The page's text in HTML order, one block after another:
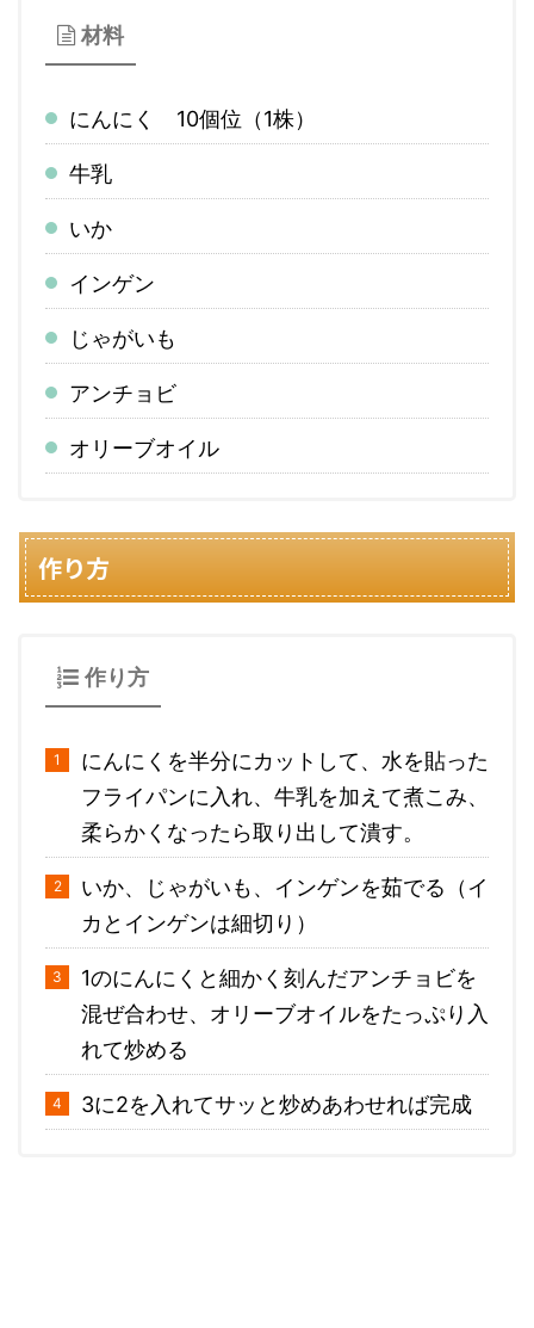
材料
にんにく 10個位（1株）
牛乳
いか
インゲン
じゃがいも
アンチョビ
オリーブオイル
作り方
作り方
にんにくを半分にカットして、水を貼った
フライパンに入れ、牛乳を加えて煮こみ、
柔らかくなったら取り出して潰す。
いか、じゃがいも、インゲンを茹でる（イ
カとインゲンは細切り）
1のにんにくと細かく刻んだアンチョビを
混ぜ合わせ、オリーブオイルをたっぷり入
れて炒める
3に2を入れてサッと炒めあわせれば完成